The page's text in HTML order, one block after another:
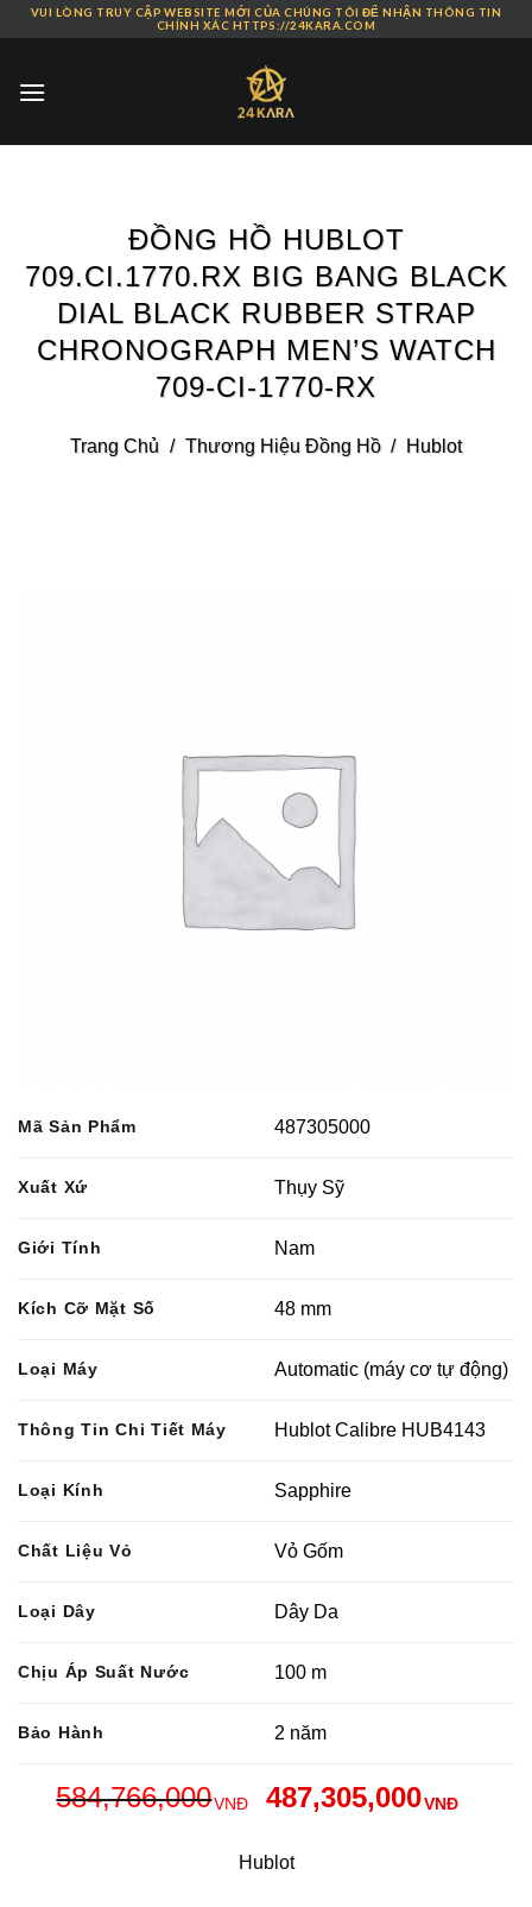
Skip
content
VUI LÒNG TRUY CẬP WEBSITE MỚI CỦA CHÚNG TÔI ĐỂ NHẬN THÔNG TIN
CHÍNH XÁC HTTPS://24KARA.COM
ĐỒNG HỒ HUBLOT
709.CI.1770.RX BIG BANG BLACK
DIAL BLACK RUBBER STRAP
CHRONOGRAPH MEN’S WATCH
709-CI-1770-RX
Trang Chủ / Thương Hiệu Đồng Hồ / Hublot
Mã Sản Phẩm 487305000
Xuất Xứ Thụy Sỹ
Giới Tính Nam
Kích Cỡ Mặt Số 48 mm
Loại Máy Automatic (máy cơ tự động)
Thông Tin Chi Tiết Máy Hublot Calibre HUB4143
Loại Kính Sapphire
Chất Liệu Vỏ Vỏ Gốm
Loại Dây Dây Da
Chịu Áp Suất Nước 100 m
Bảo Hành 2 năm
584,766,000VNĐ 487,305,000VNĐ
Hublot